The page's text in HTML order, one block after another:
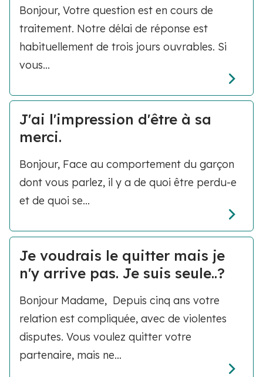
Bonjour, Votre question est en cours de
traitement. Notre délai de réponse est
habituellement de trois jours ouvrables. Si
vous...
J'ai l'impression d'être à sa
merci.
Bonjour, Face au comportement du garçon
dont vous parlez, il y a de quoi être perdu-e
et de quoi se...
Je voudrais le quitter mais je
n'y arrive pas. Je suis seule..?
Bonjour Madame, Depuis cinq ans votre
relation est compliquée, avec de violentes
disputes. Vous voulez quitter votre
partenaire, mais ne...